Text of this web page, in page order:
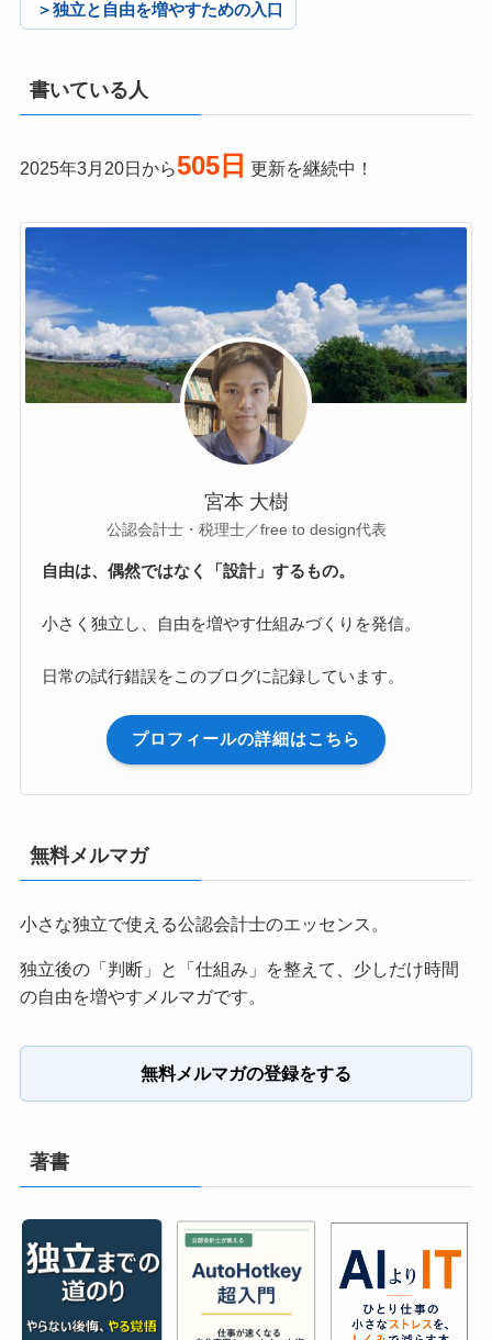
＞独立と自由を増やすための入口
書いている人
2025年3月20日から505日 更新を継続中！
宮本 大樹
公認会計士・税理士／free to design代表
自由は、偶然ではなく「設計」するもの。
小さく独立し、自由を増やす仕組みづくりを発信。
日常の試行錯誤をこのブログに記録しています。
プロフィールの詳細はこちら
無料メルマガ
小さな独立で使える公認会計士のエッセンス。
独立後の「判断」と「仕組み」を整えて、少しだけ時間
の自由を増やすメルマガです。
無料メルマガの登録をする
著書